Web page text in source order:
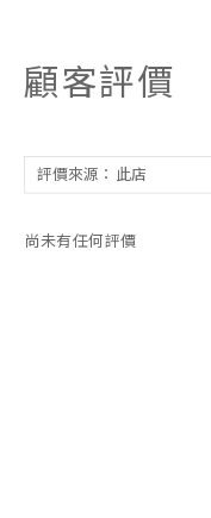
顧客評價
尚未有任何評價